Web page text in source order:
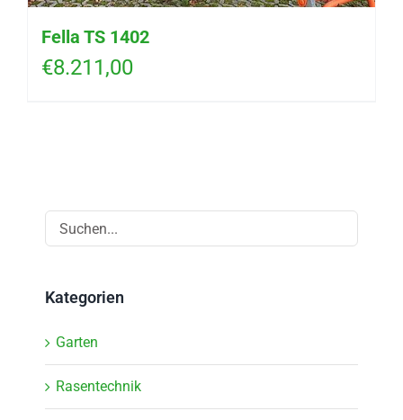
Fella TS 1402
€8.211,00
Kategorien
Garten
Rasentechnik